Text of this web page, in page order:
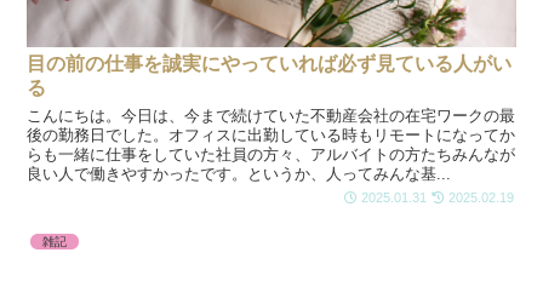
目の前の仕事を誠実にやっていれば必ず見ている人がい
る
こんにちは。今日は、今まで続けていた不動産会社の在宅ワークの最
後の勤務日でした。オフィスに出勤している時もリモートになってか
らも一緒に仕事をしていた社員の方々、アルバイトの方たちみんなが
良い人で働きやすかったです。というか、人ってみんな基...
2025.01.31 2025.02.19
雑記